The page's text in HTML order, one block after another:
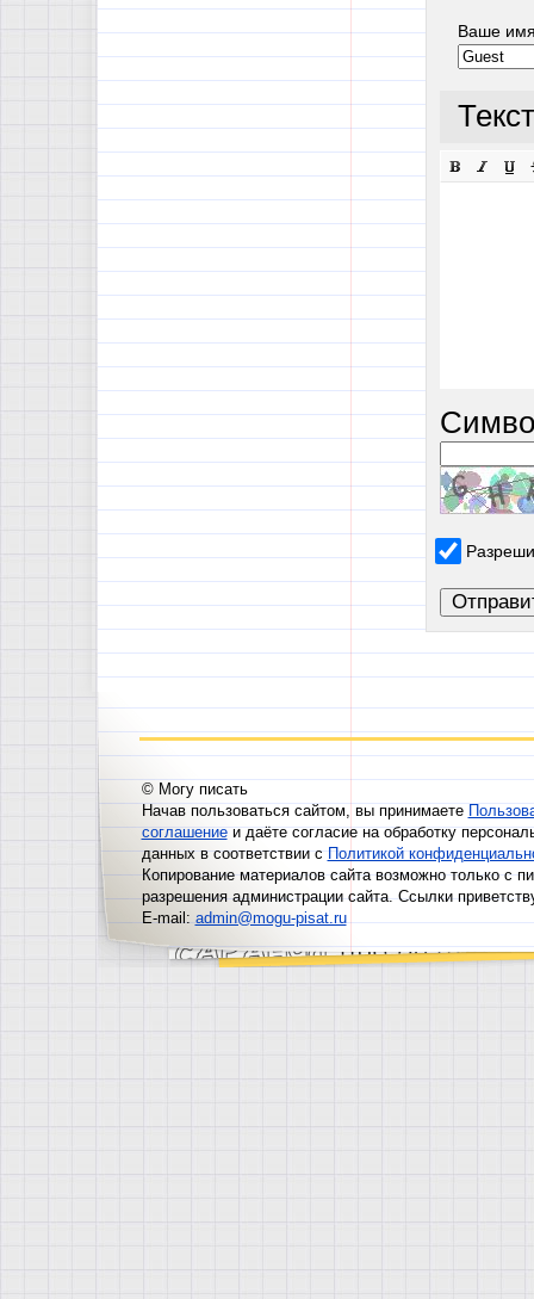
Ваше
© Могу писать
Начав пользоваться сайтом, вы принимаете
соглашениеи даёте согласие на обработку
данных в соответствии сПолитикой
Копирование материалов сайта возможно только с
разрешения администрации сайта. Ссылки
E-mail: admin@mogu-pisat.ru